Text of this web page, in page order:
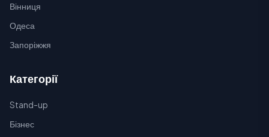
Вінниця
Одеса
Запоріжжя
Категорії
Stand-up
Бізнес